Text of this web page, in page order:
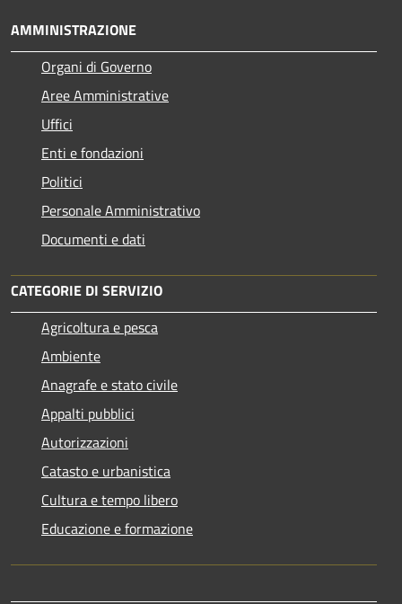
AMMINISTRAZIONE
Organi di Governo
Aree Amministrative
Uffici
Enti e fondazioni
Politici
Personale Amministrativo
Documenti e dati
CATEGORIE DI SERVIZIO
Agricoltura e pesca
Ambiente
Anagrafe e stato civile
Appalti pubblici
Autorizzazioni
Catasto e urbanistica
Cultura e tempo libero
Educazione e formazione